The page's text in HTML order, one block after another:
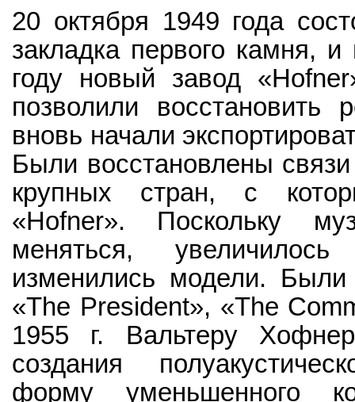
20 октября 1949 года
закладка первого камня, и
году новый завод
позволили
вновь начали
Были восстановлены
крупных стран, с
«Hofner». Поскольку
меняться,
изменились модели. Были
«The President», «The
1955 г. Вальтеру
создания
форму уменьшенного